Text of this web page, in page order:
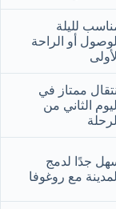
لليلة
الوصول أو الراحة
الأولى
انتقال ممتاز في
اليوم الثاني من
الرحلة
جدًا لدمج
المدينة مع روغوفا